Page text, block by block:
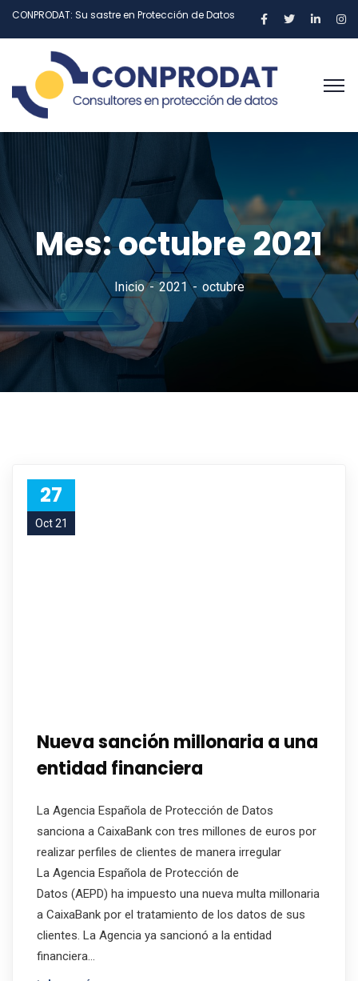
CONPRODAT: Su sastre en Protección de Datos
Mes:octubre 2021
Inicio 2021 octubre
27
Oct 21
Nueva sanción millonaria a una
entidad financiera
La Agencia Española de Protección de Datos
sanciona a CaixaBank con tres millones de euros por
realizar perfiles de clientes de manera irregular
La Agencia Española de Protección de
Datos (AEPD) ha impuesto una nueva multa millonaria
a CaixaBank por el tratamiento de los datos de sus
clientes. La Agencia ya sancionó a la entidad
financiera…